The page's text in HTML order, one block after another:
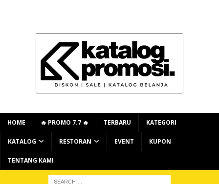
HOME 🔥 PROMO 7.7 🔥 TERBARU KATEGORI
KATALOG RESTORAN EVENT KUPON
TENTANG KAMI